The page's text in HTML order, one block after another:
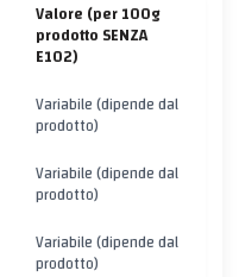
Valore (per 100g
prodotto SENZA
E102)
Variabile (dipende dal
prodotto)
Variabile (dipende dal
prodotto)
Variabile (dipende dal
prodotto)